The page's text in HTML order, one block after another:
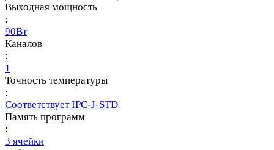
Выходная мощность
:
90Вт
Каналов
:
1
Точность температуры
:
Соответствует IPC-J-STD
Память программ
:
3 ячейки